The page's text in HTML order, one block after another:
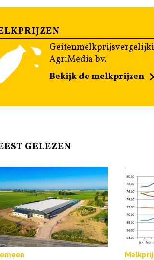
AgriMedia bv.
Bekijk de melkprijzen
GELEZEN